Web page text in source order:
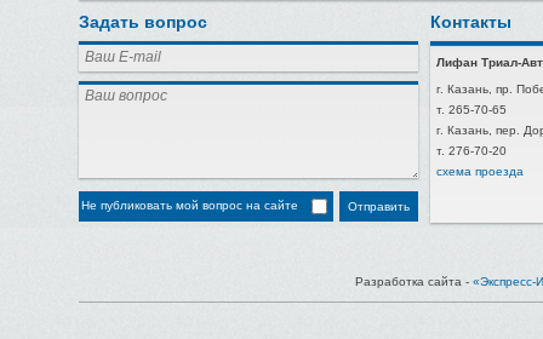
Задать вопрос
Не публиковать мой вопрос на сайте
Контакты
Лифан Триал-
г. Казань, пр.
т. 265-70-65
г. Казань, пер.
т. 276-70-20
схема проезда
Разработка сайта - «Экспресс-